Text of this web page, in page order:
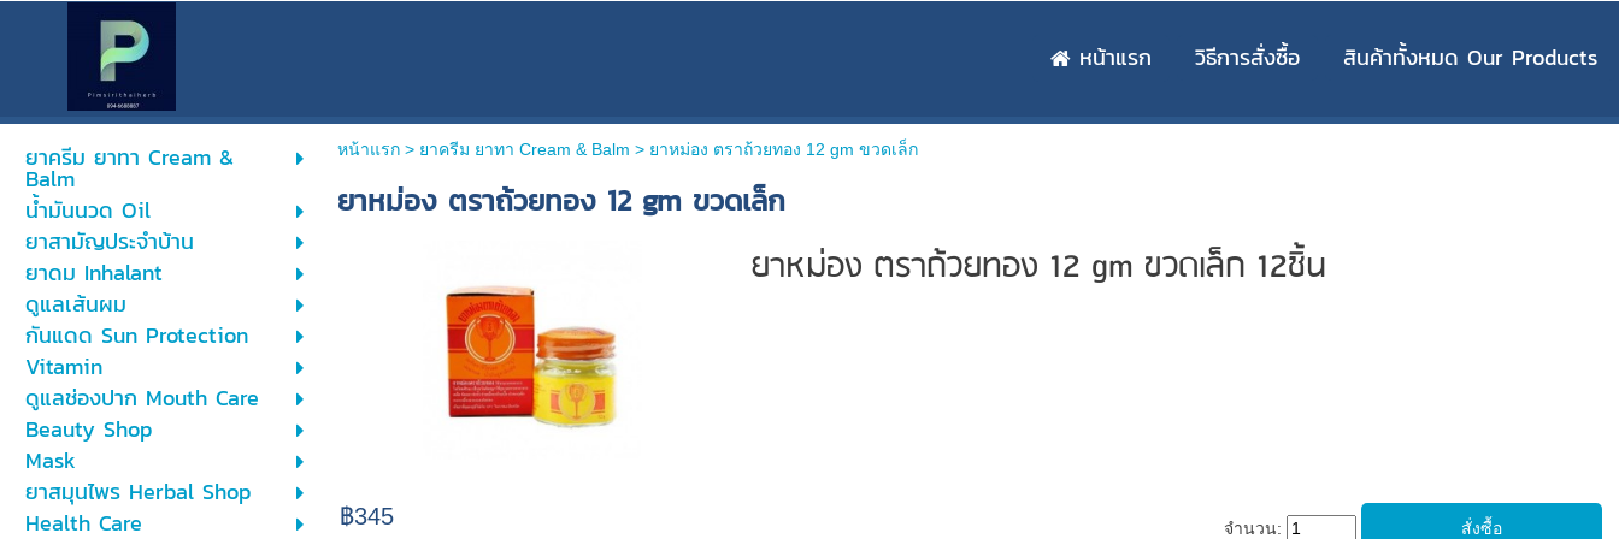
หน้าแรก วิธีการสั่งซื้อ สินค้าทั้งหมด Our Products
ยาครีม ยาทา Cream &
Balm
น้ำมันนวด Oil
ยาสามัญประจำบ้าน
ยาดม Inhalant
ดูแลเส้นผม
กันแดด Sun Protection
Vitamin
ดูแลช่องปาก Mouth Care
Beauty Shop
Mask
ยาสมุนไพร Herbal Shop
Health Care
หน้าแรก> ยาครีม ยาทา Cream & Balm > ยาหม่อง ตราถ้วยทอง 12 gm ขวดเล็ก
ยาหม่อง ตราถ้วยทอง 12 gm ขวดเล็ก
ยาหม่อง ตราถ้วยทอง 12 gm ขวดเล็ก 12ชิ้น
฿345 จำนวน: